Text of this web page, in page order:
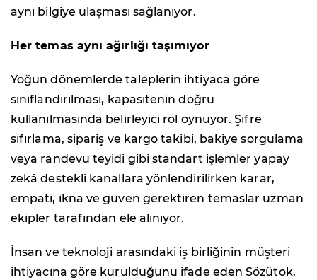
aynı bilgiye ulaşması sağlanıyor.
Her temas aynı ağırlığı taşımıyor
Yoğun dönemlerde taleplerin ihtiyaca göre
sınıflandırılması, kapasitenin doğru
kullanılmasında belirleyici rol oynuyor. Şifre
sıfırlama, sipariş ve kargo takibi, bakiye sorgulama
veya randevu teyidi gibi standart işlemler yapay
zekâ destekli kanallara yönlendirilirken karar,
empati, ikna ve güven gerektiren temaslar uzman
ekipler tarafından ele alınıyor.
İnsan ve teknoloji arasındaki iş birliğinin müşteri
ihtiyacına göre kurulduğunu ifade eden Sözütok,